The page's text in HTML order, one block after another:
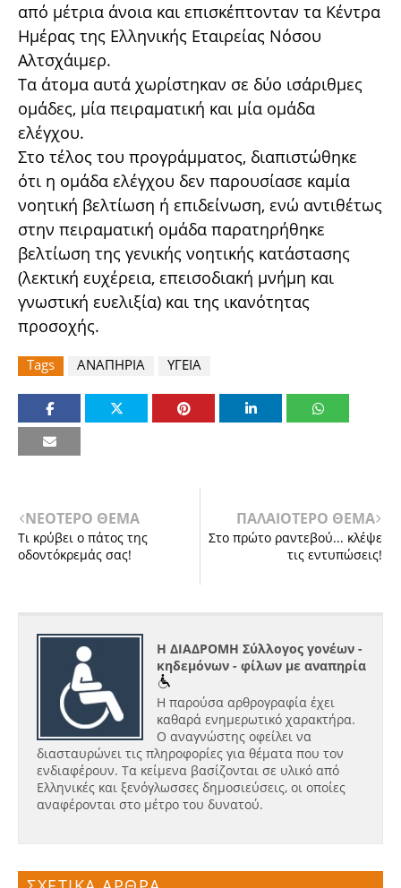
από μέτρια άνοια και επισκέπτονταν τα Κέντρα
Ημέρας της Ελληνικής Εταιρείας Νόσου
Αλτσχάιμερ.
Τα άτομα αυτά χωρίστηκαν σε δύο ισάριθμες
ομάδες, μία πειραματική και μία ομάδα
ελέγχου.
Στο τέλος του προγράμματος, διαπιστώθηκε
ότι η ομάδα ελέγχου δεν παρουσίασε καμία
νοητική βελτίωση ή επιδείνωση, ενώ αντιθέτως
στην πειραματική ομάδα παρατηρήθηκε
βελτίωση της γενικής νοητικής κατάστασης
(λεκτική ευχέρεια, επεισοδιακή μνήμη και
γνωστική ευελιξία) και της ικανότητας
προσοχής.
Tags ΑΝΑΠΗΡΙΑ ΥΓΕΙΑ
ΝΕΟΤΕΡΟ ΘΕΜΑ
Τι κρύβει ο πάτος της
οδοντόκρεμάς σας!
ΠΑΛΑΙΟΤΕΡΟ ΘΕΜΑ
Στο πρώτο ραντεβού... κλέψε
τις εντυπώσεις!
Η ΔΙΑΔΡΟΜΗ Σύλλογος γονέων -
κηδεμόνων - φίλων με αναπηρία
Η παρούσα αρθρογραφία έχει
καθαρά ενημερωτικό χαρακτήρα.
Ο αναγνώστης οφείλει να
διασταυρώνει τις πληροφορίες για θέματα που τον
ενδιαφέρουν. Τα κείμενα βασίζονται σε υλικό από
Ελληνικές και ξενόγλωσσες δημοσιεύσεις, οι οποίες
αναφέρονται στο μέτρο του δυνατού.